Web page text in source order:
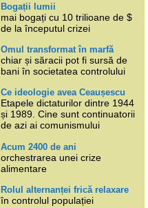
Bogații lumii
mai bogați cu 10 trilioane de $
de la începutul crizei
Omul transformat în marfă
chiar și săracii pot fi sursă de
bani în societatea controlului
Ce ideologie avea Ceaușescu
Etapele dictaturilor dintre 1944
și 1989. Cine sunt continuatorii
de azi ai comunismului
Acum 2400 de ani
orchestrarea unei crize
alimentare
Rolul alternanței frică relaxare
în controlul populației